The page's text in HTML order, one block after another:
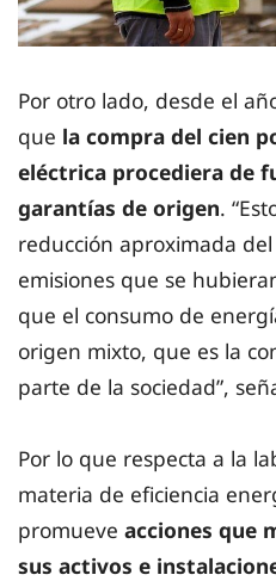
Por otro lado, desde el
que la compra del cien
eléctrica procediera de
garantías de origen.
reducción aproximada
emisiones que se
que el consumo de
origen mixto, que es la
parte de la sociedad”,
Por lo que respecta a la
materia de eficiencia
promueve acciones que
sus activos e